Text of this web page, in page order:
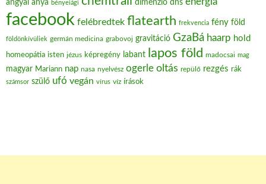
angyal anya bényeiági dimenzió dns energia
facebook felébredtek flatearth frekvencia fény föld
földönkívüliek germán medicina grabovoj gravitáció GzaBá haarp hold
homeopátia isten jézus képregény labant lapos föld madocsai mag
magyar Mariann nap nasa nyelvész ogerle oltás repülő rezgés rák
számsor szülő ufó vegán vírus víz írások